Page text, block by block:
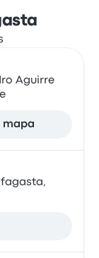
Aguirre
mapa